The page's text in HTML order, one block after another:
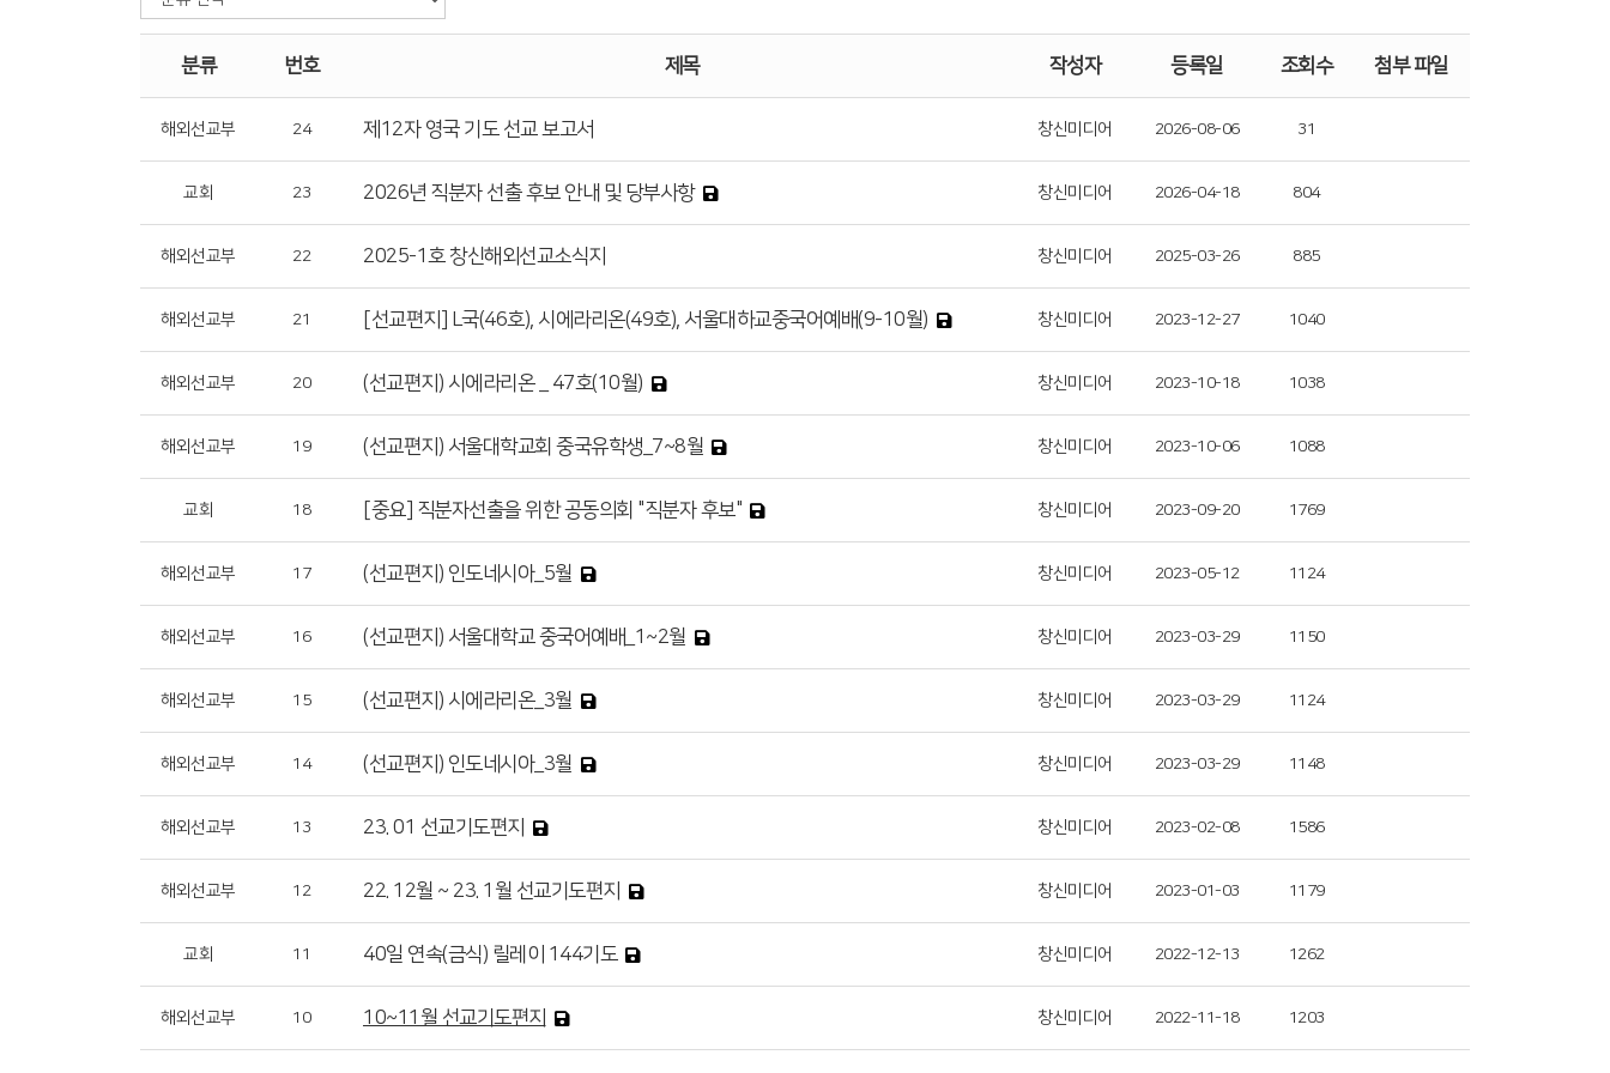
분류 번호 제목 작성자 등록일 조회수 첨부 파일
해외선교부 24 제12자 영국 기도 선교 보고서 창신미디어 2026-08-06 31
교회 23 2026년 직분자 선출 후보 안내 및 당부사항 창신미디어 2026-04-18 804
해외선교부 22 2025-1호 창신해외선교소식지 창신미디어 2025-03-26 885
해외선교부 21 [선교편지] L국(46호), 시에라리온(49호), 서울대하교중국어예배(9-10월) 창신미디어 2023-12-27 1040
해외선교부 20 (선교편지) 시에라리온 _ 47호(10월) 창신미디어 2023-10-18 1038
해외선교부 19 (선교편지) 서울대학교회 중국유학생_7~8월 창신미디어 2023-10-06 1088
교회 18 [중요] 직분자선출을 위한 공동의회 "직분자 후보" 창신미디어 2023-09-20 1769
해외선교부 17 (선교편지) 인도네시아_5월 창신미디어 2023-05-12 1124
해외선교부 16 (선교편지) 서울대학교 중국어예배_1~2월 창신미디어 2023-03-29 1150
해외선교부 15 (선교편지) 시에라리온_3월 창신미디어 2023-03-29 1124
해외선교부 14 (선교편지) 인도네시아_3월 창신미디어 2023-03-29 1148
해외선교부 13 23. 01 선교기도편지 창신미디어 2023-02-08 1586
해외선교부 12 22. 12월 ~ 23. 1월 선교기도편지 창신미디어 2023-01-03 1179
교회 11 40일 연속(금식) 릴레이 144기도 창신미디어 2022-12-13 1262
해외선교부 10 10~11월 선교기도편지 창신미디어 2022-11-18 1203